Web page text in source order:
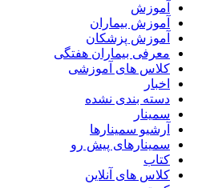
آموزش
آموزش بیماران
آموزش پزشکان
معرفی بیماران هفتگی
کلاس های آموزشی
اخبار
دسته بندی نشده
سمینار
آرشیو سمینارها
سمینارهای پیش رو
کتاب
کلاس های آنلاین